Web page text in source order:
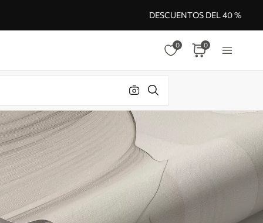
DESCUENTOS DEL 40 %
0 0